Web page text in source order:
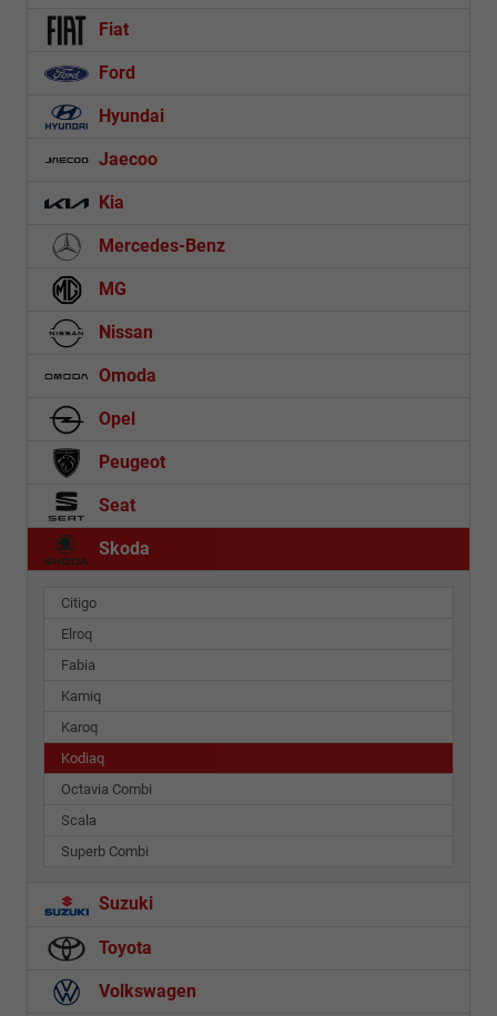
Fiat
Ford
Hyundai
Jaecoo
Kia
Mercedes-Benz
MG
Nissan
Omoda
Opel
Peugeot
Seat
Skoda
Citigo
Elroq
Fabia
Kamiq
Karoq
Kodiaq
Octavia Combi
Scala
Superb Combi
Suzuki
Toyota
Volkswagen